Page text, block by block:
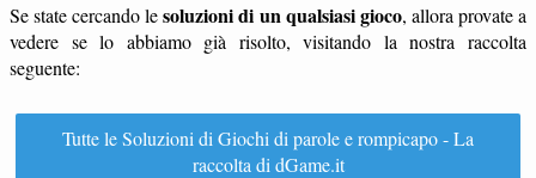
Se state cercando lesoluzioni di un qualsiasi gioco, allora provate a
vedere se lo abbiamo già risolto, visitando la nostra raccolta
seguente:
Tutte le Soluzioni di Giochi di parole e rompicapo - La
raccolta di dGame.it